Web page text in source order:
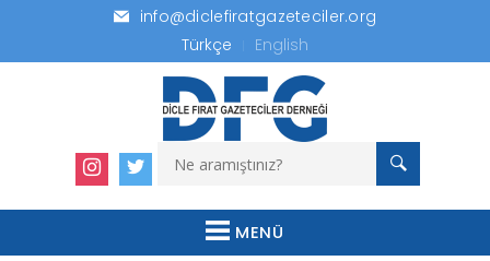
info@diclefiratgazeteciler.org
Türkçe
English
MENÜ